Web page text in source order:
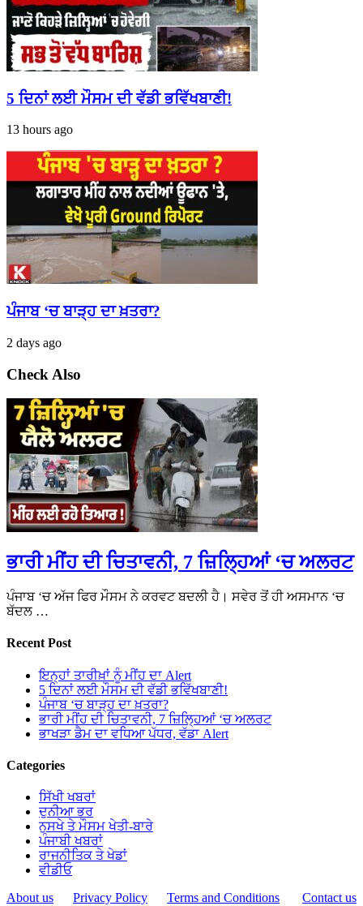
5 ਦਿਨਾਂ ਲਈ ਮੌਸਮ ਦੀ ਵੱਡੀ ਭਵਿੱਖਬਾਣੀ!
13 hours ago
ਪੰਜਾਬ ‘ਚ ਬਾੜ੍ਹ ਦਾ ਖ਼ਤਰਾ?
2 days ago
Check Also
ਭਾਰੀ ਮੀਂਹ ਦੀ ਚਿਤਾਵਨੀ, 7 ਜ਼ਿਲ੍ਹਿਆਂ ‘ਚ ਅਲਰਟ
ਪੰਜਾਬ ‘ਚ ਅੱਜ ਫਿਰ ਮੌਸਮ ਨੇ ਕਰਵਟ ਬਦਲੀ ਹੈ। ਸਵੇਰ ਤੋਂ ਹੀ ਅਸਮਾਨ ‘ਚ
ਬੱਦਲ …
Recent Post
ਇਨ੍ਹਾਂ ਤਾਰੀਖ਼ਾਂ ਨੂੰ ਮੀਂਹ ਦਾ Alert
5 ਦਿਨਾਂ ਲਈ ਮੌਸਮ ਦੀ ਵੱਡੀ ਭਵਿੱਖਬਾਣੀ!
ਪੰਜਾਬ ‘ਚ ਬਾੜ੍ਹ ਦਾ ਖ਼ਤਰਾ?
ਭਾਰੀ ਮੀਂਹ ਦੀ ਚਿਤਾਵਨੀ, 7 ਜ਼ਿਲ੍ਹਿਆਂ ‘ਚ ਅਲਰਟ
ਭਾਖੜਾ ਡੈਮ ਦਾ ਵਧਿਆ ਪੱਧਰ, ਵੱਡਾ Alert
Categories
ਸਿੱਖੀ ਖਬਰਾਂ
ਦੁਨੀਆ ਭਰ
ਨੁਸਖੇ ਤੇ ਮੌਸਮ ਖੇਤੀ-ਬਾਰੇ
ਪੰਜਾਬੀ ਖਬਰਾਂ
ਰਾਜਨੀਤਿਕ ਤੇ ਖੇਡਾਂ
ਵੀਡੀਓ
About us
Privacy Policy Terms and Conditions
Contact us